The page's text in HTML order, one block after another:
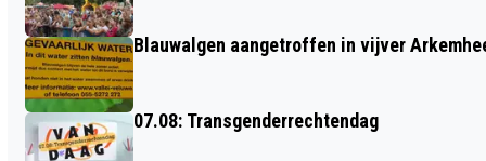
Blauwalgen aangetroffen in vijver
07.08: Transgenderrechtendag